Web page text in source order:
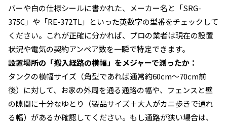
バーや白の仕様シールに書かれた、メーカー名と「SRG-
375C」や「RE-372TL」といった英数字の型番をチェックして
ください。これが正確に分かれば、プロの業者は現在の設置
状況や電気の契約アンペア数を一瞬で特定できます。
設置場所の「搬入経路の横幅」をメジャーで測ったか：
タンクの横幅サイズ（角型であれば通常約60cm〜70cm前
後）に対して、お家の外周を通る通路の幅や、フェンスと壁
の隙間に十分なゆとり（製品サイズ＋大人がカニ歩きで通れ
る幅）があるか確認してください。もし通路が狭い場合は、